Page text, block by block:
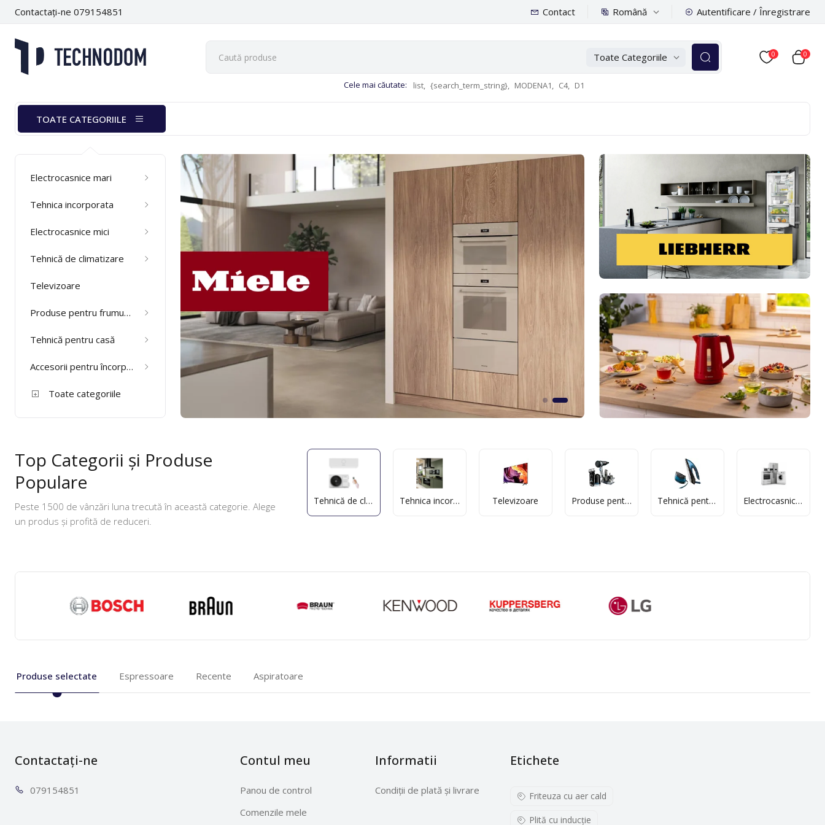
Contactați-ne 079154851 Contact Română Autentificare / Înregistrare
Toate Categoriile
Cele mai căutate: list, {search_term_string}, MODENA1, C4, D1
0 0
TOATE CATEGORIILE
Electrocasnice mari
Tehnica incorporata
Electrocasnice mici
Tehnică de climatizare
Televizoare
Produse pentru frumusete si sanatate
Tehnică pentru casă
Accesorii pentru încorporabile si electrocasnice
Toate categoriile
Top Categorii și Produse
Populare
Peste 1500 de vânzări luna trecută în această categorie. Alege
un produs și profită de reduceri.
Tehnică de climatizare Tehnica incorporata Televizoare Produse pentru frumusete si sanatate Tehnică pentru casă Electrocasnice mari
Produse selectate Espressoare Recente Aspiratoare
Contactați-ne
0791 54851
Contul meu
Panou de control
Comenzile mele
Informatii
Condiții de plată și livrare
Etichete
Friteuza cu aer cald
Plită cu inducţie